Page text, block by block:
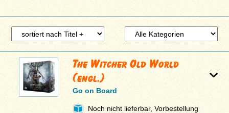
The Witcher Old World
(engl.)
Go on Board
Noch nicht lieferbar, Vorbestellung